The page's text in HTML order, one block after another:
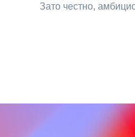
Зато честно,